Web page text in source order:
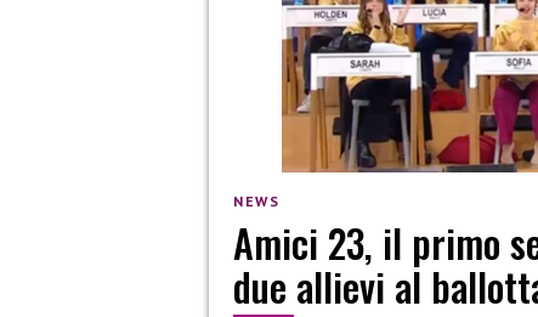
NEWS
Amici 23, il primo
due allievi al